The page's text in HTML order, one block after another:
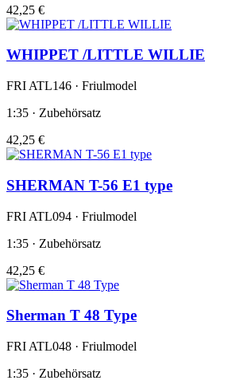
42,25 €
WHIPPET /LITTLE WILLIE
FRI ATL146 · Friulmodel
1:35 · Zubehörsatz
42,25 €
SHERMAN T-56 E1 type
FRI ATL094 · Friulmodel
1:35 · Zubehörsatz
42,25 €
Sherman T 48 Type
FRI ATL048 · Friulmodel
1:35 · Zubehörsatz